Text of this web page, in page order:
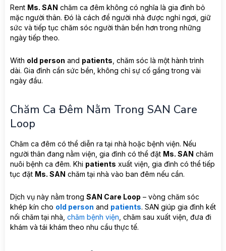
Rent Ms. SAN chăm ca đêm không có nghĩa là gia đình bỏ
mặc người thân. Đó là cách để người nhà được nghỉ ngơi, giữ
sức và tiếp tục chăm sóc người thân bền hơn trong những
ngày tiếp theo.
With old person and patients , chăm sóc là một hành trình
dài. Gia đình cần sức bền, không chỉ sự cố gắng trong vài
ngày đầu.
Chăm Ca Đêm Nằm Trong SAN Care
Loop
Chăm ca đêm có thể diễn ra tại nhà hoặc bệnh viện. Nếu
người thân đang nằm viện, gia đình có thể đặt Ms. SAN chăm
nuôi bệnh ca đêm. Khi patients xuất viện, gia đình có thể tiếp
tục đặt Ms. SAN chăm tại nhà vào ban đêm nếu cần.
Dịch vụ này nằm trong SAN Care Loop – vòng chăm sóc
khép kín cho old person and patients. SAN giúp gia đình kết
nối chăm tại nhà, chăm bệnh viện , chăm sau xuất viện, đưa đi
khám và tái khám theo nhu cầu thực tế.